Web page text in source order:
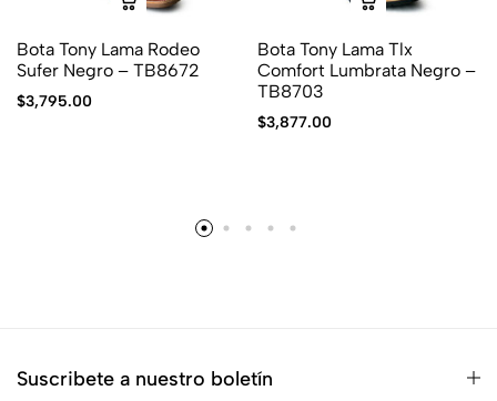
Bota Tony Lama Rodeo
Sufer Negro – TB8672
$3,795.00
Bota Tony Lama Tlx
Comfort Lumbrata Negro –
TB8703
$3,877.00
Suscribete a nuestro boletín